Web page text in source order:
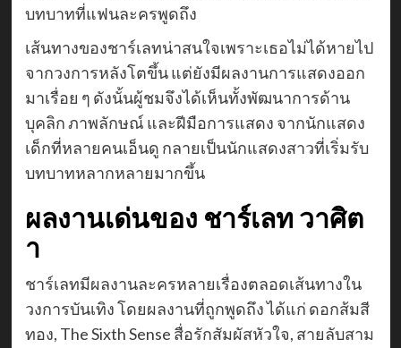
บทบาทที่แฟนละครพูดถึง
เส้นทางของชาร์เลทน่าสนใจเพราะเธอไม่ได้หายไป
จากวงการหลังโตขึ้น แต่ยังมีผลงานการแสดงออก
มาเรื่อย ๆ ดังนั้นผู้ชมจึงได้เห็นทั้งพัฒนาการด้าน
บุคลิก ภาพลักษณ์ และฝีมือการแสดง จากนักแสดง
เด็กที่หลายคนเอ็นดู กลายเป็นนักแสดงสาวที่เริ่มรับ
บทบาทหลากหลายมากขึ้น
ผลงานเด่นของ ชาร์เลท วาศิต
า
ชาร์เลทมีผลงานละครหลายเรื่องตลอดเส้นทางใน
วงการบันเทิง โดยผลงานที่ถูกพูดถึง ได้แก่ ดอกส้มสี
ทอง, The Sixth Sense สื่อรักสัมผัสหัวใจ, สายลับสาม